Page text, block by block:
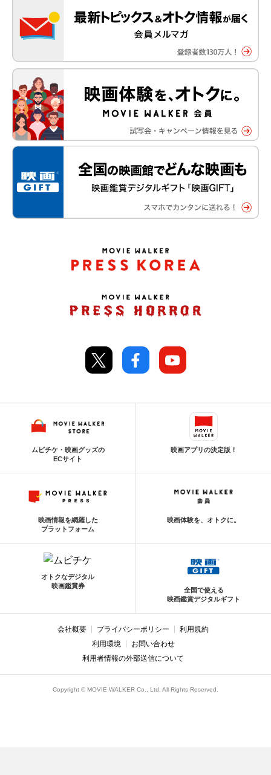
ムビチケ・映画グッズの
ECサイト
映画アプリの決定版！
映画情報を網羅した
プラットフォーム
映画体験を、オトクに。
オトクなデジタル
映画鑑賞券
全国で使える
映画鑑賞デジタルギフト
会社概要 プライバシーポリシー
利用規約
利用環境
お問い合わせ
利用者情報の外部送信について
Copyright © MOVIE WALKER Co., Ltd. All Rights Reserved.